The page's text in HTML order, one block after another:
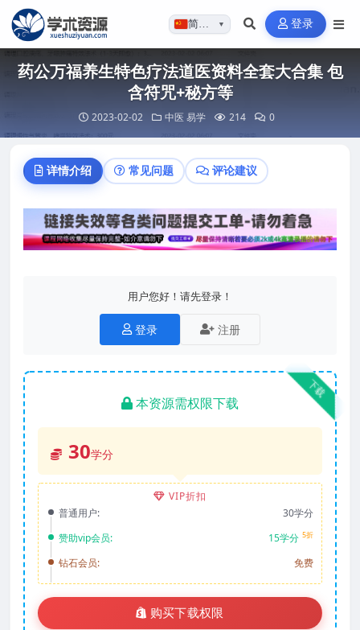
简体…▼ 登录
药公万福养生特色疗法道医资料全套大合集 包
含符咒+秘方等
2023-02-02 中医 易学 214 0
详情介绍 常见问题 评论建议
用户您好！请先登录！
登录 注册
下载
本资源需权限下载
30学分
VIP折扣
普通用户:
30学分
赞助vip会员:
15学分 5折
钻石会员: 免费
购买下载权限